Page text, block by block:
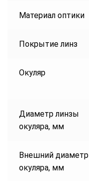
Материал оптики
Покрытие линз
Окуляр
Диаметр линзы
окуляра, мм
Внешний диаметр
окуляра, мм